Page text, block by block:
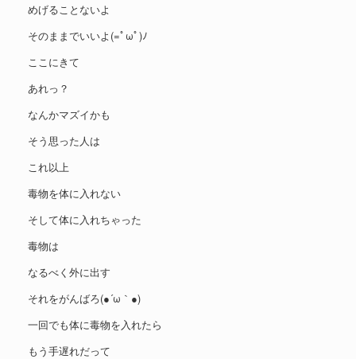
めげることないよ
そのままでいいよ(=ﾟωﾟ)ﾉ
ここにきて
あれっ？
なんかマズイかも
そう思った人は
これ以上
毒物を体に入れない
そして体に入れちゃった
毒物は
なるべく外に出す
それをがんばろ(●´ω｀●)
一回でも体に毒物を入れたら
もう手遅れだって